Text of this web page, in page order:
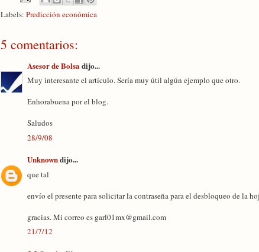
Labels: Predicción económica
5 comentarios:
Asesor de Bolsa dijo...
Muy interesante el artículo. Sería muy útil algún ejemplo que otro.
Enhorabuena por el blog.
Saludos
28/9/08
Unknowndijo...
que tal
envío el presente para solicitar la contraseña para el desbloqueo de la
gracias. Mi correo es garl01mx@gmail.com
21/7/12